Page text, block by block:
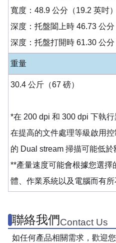
寬度：48.9 公分（19.2 英吋）
深度：托盤闔上時 46.73 公分
深度：托盤打開時 61.30 公分
重量
30.4 公斤（67 磅）
*在 200 dpi 和 300 dpi 下執
在提高的文件處理等級啟用
的 Dual stream 掃描可能低於
**產量速度可能會根據您選擇
體、作業系統以及電腦而有所
聯絡我們Contact Us
如任何產品相關需求，歡迎